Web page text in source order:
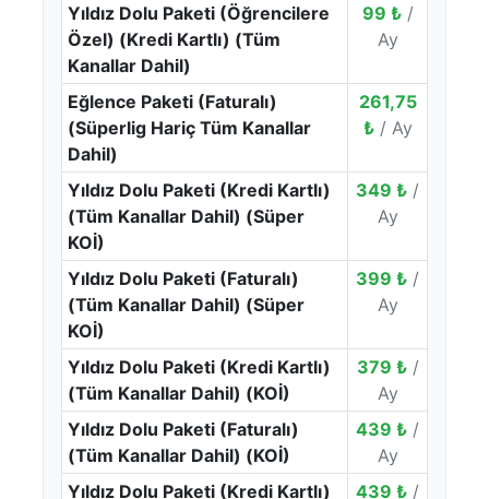
Yıldız Dolu Paketi (Öğrencilere
Özel) (Kredi Kartlı) (Tüm
Kanallar Dahil)
99 ₺ /
Ay
Eğlence Paketi (Faturalı)
(Süperlig Hariç Tüm Kanallar
Dahil)
261,75
₺ / Ay
Yıldız Dolu Paketi (Kredi Kartlı)
(Tüm Kanallar Dahil) (Süper
KOİ)
349 ₺ /
Ay
Yıldız Dolu Paketi (Faturalı)
(Tüm Kanallar Dahil) (Süper
KOİ)
399 ₺ /
Ay
Yıldız Dolu Paketi (Kredi Kartlı)
(Tüm Kanallar Dahil) (KOİ)
379 ₺ /
Ay
Yıldız Dolu Paketi (Faturalı)
(Tüm Kanallar Dahil) (KOİ)
439 ₺ /
Ay
Yıldız Dolu Paketi (Kredi Kartlı)
439 ₺ /